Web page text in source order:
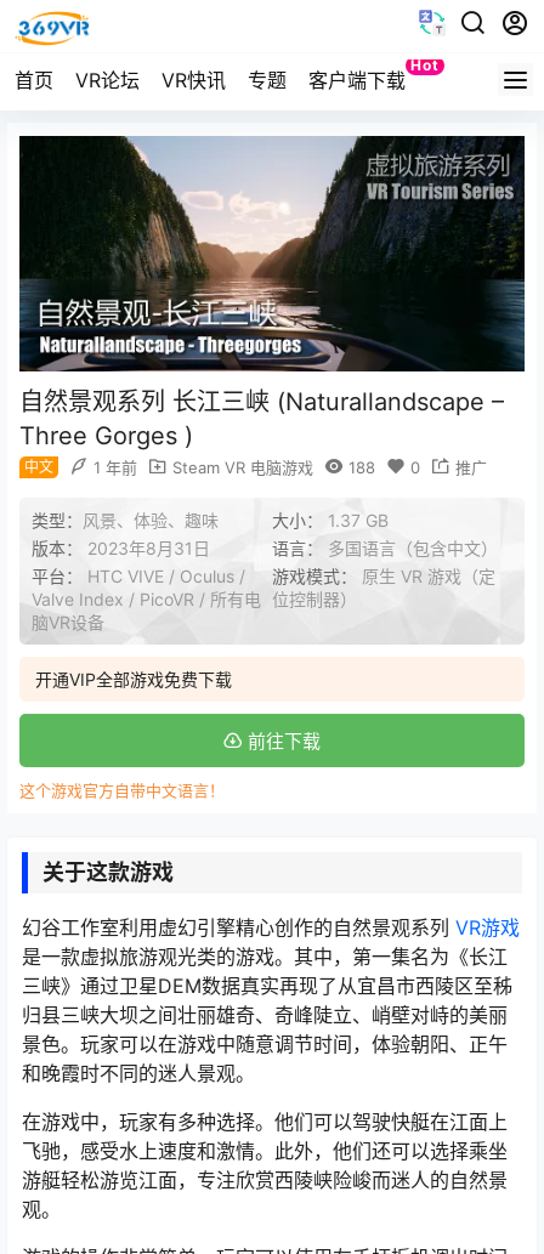
首页 VR论坛 VR快讯 专题 客户端下载
Hot
Quest
自然景观系列 长江三峡 (Naturallandscape –
Three Gorges )
中文 1 年前 Steam VR 电脑游戏 188 0 推广
类型： 风景、体验、趣味 大小： 1.37 GB
版本： 2023年8月31日 语言： 多国语言（包含中文）
平台： HTC VIVE / Oculus /
Valve Index / PicoVR / 所有电
脑VR设备
游戏模式： 原生 VR 游戏（定
位控制器）
开通VIP全部游戏免费下载
前往下载
这个游戏官方自带中文语言！
关于这款游戏
幻谷工作室利用虚幻引擎精心创作的自然景观系列 VR游戏
是一款虚拟旅游观光类的游戏。其中，第一集名为《长江
三峡》通过卫星DEM数据真实再现了从宜昌市西陵区至秭
归县三峡大坝之间壮丽雄奇、奇峰陡立、峭壁对峙的美丽
景色。玩家可以在游戏中随意调节时间，体验朝阳、正午
和晚霞时不同的迷人景观。
在游戏中，玩家有多种选择。他们可以驾驶快艇在江面上
飞驰，感受水上速度和激情。此外，他们还可以选择乘坐
游艇轻松游览江面，专注欣赏西陵峡险峻而迷人的自然景
观。